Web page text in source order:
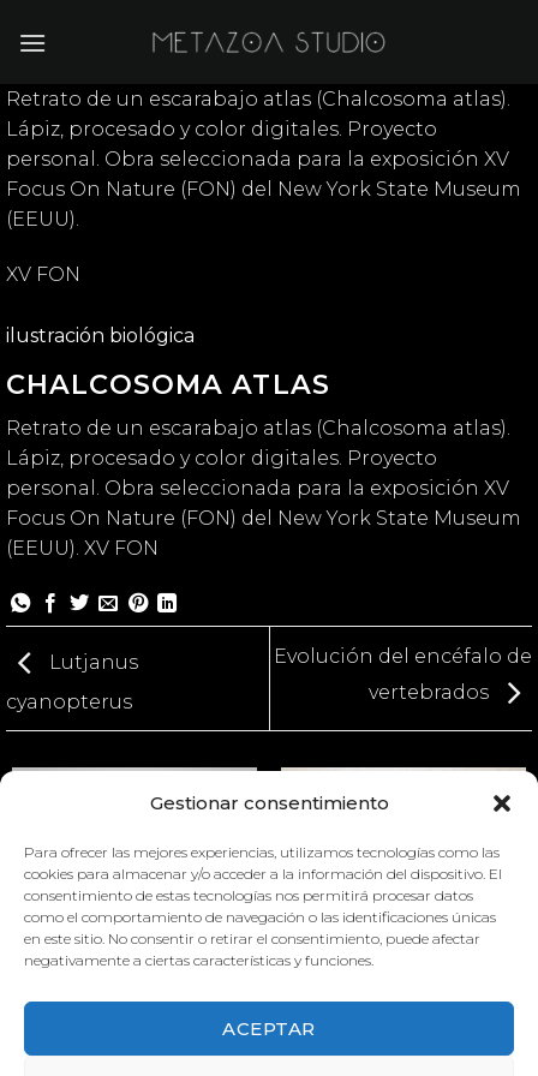
Gestionar consentimiento
Para ofrecer las mejores experiencias, utilizamos tecnologías como las
cookies para almacenar y/o acceder a la información del dispositivo. El
consentimiento de estas tecnologías nos permitirá procesar datos
como el comportamiento de navegación o las identificaciones únicas
en este sitio. No consentir o retirar el consentimiento, puede afectar
negativamente a ciertas características y funciones.
ACEPTAR
ilustración biológica
CHALCOSOMA ATLAS
Retrato de un escarabajo atlas (Chalcosoma atlas).
Lápiz, procesado y color digitales. Proyecto
personal. Obra seleccionada para la exposición XV
Focus On Nature (FON) del New York State Museum
(EEUU). XV FON
Retrato de un escarabajo atlas (Chalcosoma atlas).
Lápiz, procesado y color digitales. Proyecto
personal. Obra seleccionada para la exposición XV
Focus On Nature (FON) del New York State Museum
(EEUU).
XV FON
Lutjanus
cyanopterus
Evolución del encéfalo de
vertebrados
CONDUCTAS MATERNALES
DEL RATÓN